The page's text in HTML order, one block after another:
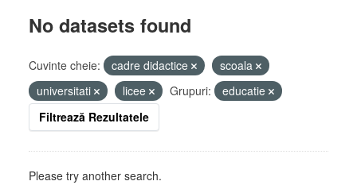
No datasets found
Cuvinte cheie: cadre didactice
scoala
universitati
licee Grupuri:
educatie
Filtrează Rezultatele
Please try another search.